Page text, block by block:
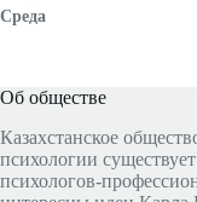
Среда
Об обществе
Казахстанское
психологии
психологов-